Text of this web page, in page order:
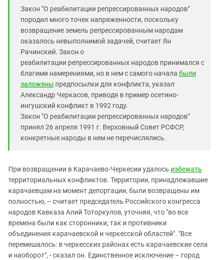
Закон "О реабилитации репрессированных народов"
породил много точек напряженности, поскольку
возвращение земель репрессированным народам
оказалось невыполнимой задачей, считает Ян
Рачинский. Закон о
реабилитации репрессированных народов принимался с
благими намерениями, но в нем с самого начала были
заложены предпосылки для конфликта, указал
Александр Черкасов, приводя в пример осетино-
ингушский конфликт в 1992 году.
Закон "О реабилитации репрессированных народов"
принял 26 апреля 1991 г. Верховный Совет РСФСР,
конкретные народы в нем не перечислялись.
При возвращении в Карачаево-Черкесии удалось избежать
территориальных конфликтов. Территории, принадлежавшие
карачаевцам на момент депортации, были возвращены им
полностью, – считает председатель Российского конгресса
народов Кавказа Алий Тоторкулов, уточняя, что "во все
времена были как сторонники, так и противники
объединения карачаевской и черкесской областей". "Все
перемешалось: в черкесских районах есть карачаевские села
и наоборот", - сказал он. Единственное исключение – город